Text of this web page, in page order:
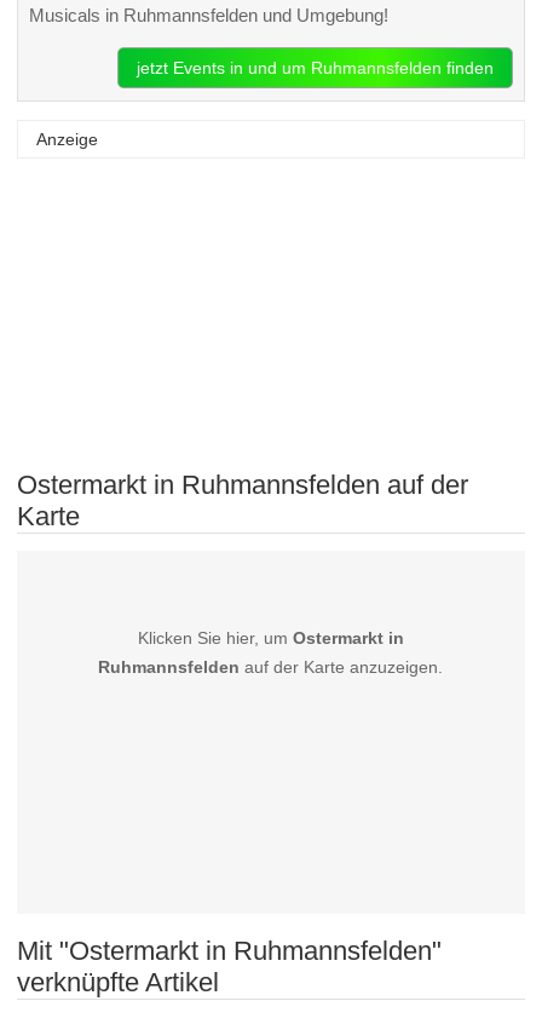
Musicals in Ruhmannsfelden und Umgebung!
jetzt Events in und um Ruhmannsfelden finden
Anzeige
Ostermarkt in Ruhmannsfelden auf der
Karte
Klicken Sie hier, um Ostermarkt in
Ruhmannsfelden auf der Karte anzuzeigen.
Mit "Ostermarkt in Ruhmannsfelden"
verknüpfte Artikel